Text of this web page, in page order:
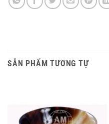
SẢN PHẨM TƯƠNG TỰ